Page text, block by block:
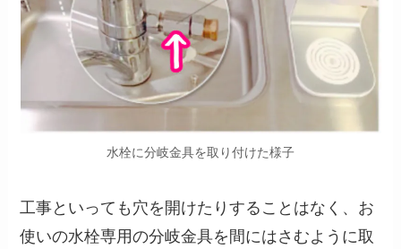
水栓に分岐金具を取り付けた様子
工事といっても穴を開けたりすることはなく、お
使いの水栓専用の分岐金具を間にはさむように取